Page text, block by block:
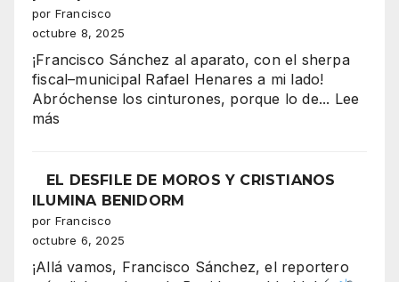
Entrada
Moros
la
por Francisco
octubre 8, 2025
¡Francisco Sánchez al aparato, con el sherpa
fiscal–municipal Rafael Henares a mi lado!
Abróchense los cinturones, porque lo de... Lee
más
el
“tsunami”
de
330–
millones
EL DESFILE DE MOROS Y CRISTIANOS
ILUMINA BENIDORM
por Francisco
octubre 6, 2025
¡Allá vamos, Francisco Sánchez, el reportero